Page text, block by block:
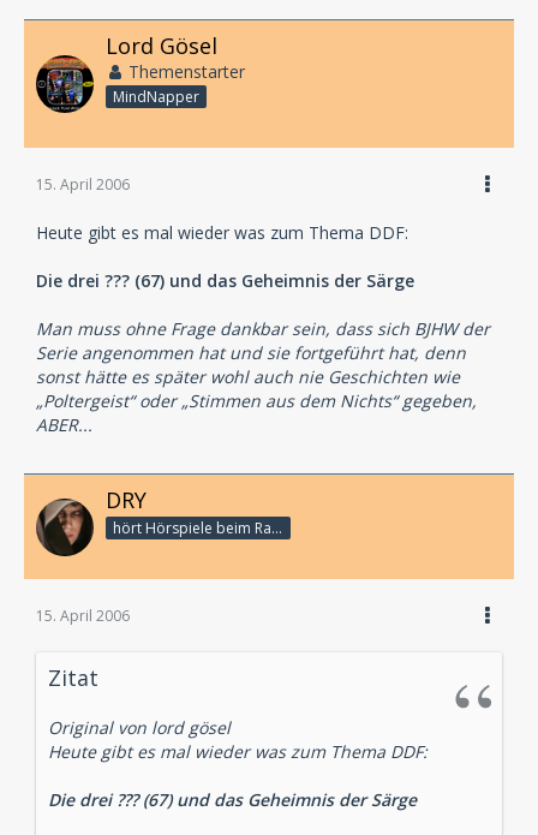
Lord Gösel
Themenstarter
MindNapper
15. April 2006
Heute gibt es mal wieder was zum Thema DDF:
Die drei ??? (67) und das Geheimnis der Särge
Man muss ohne Frage dankbar sein, dass sich BJHW der
Serie angenommen hat und sie fortgeführt hat, denn
sonst hätte es später wohl auch nie Geschichten wie
„Poltergeist“ oder „Stimmen aus dem Nichts“ gegeben,
ABER...
DRY
hört Hörspiele beim Rasenmähen
15. April 2006
Zitat
Original von lord gösel
Heute gibt es mal wieder was zum Thema DDF:
Die drei ??? (67) und das Geheimnis der Särge